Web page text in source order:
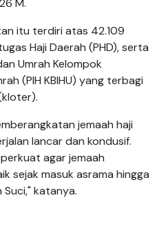
M.
itu terdiri atas 42.109
Haji Daerah (PHD), serta
Umrah Kelompok
(PIH KBIHU) yang terbagi
jemaah haji
lancar dan kondusif.
agar jemaah
sejak masuk asrama hingga
katanya.